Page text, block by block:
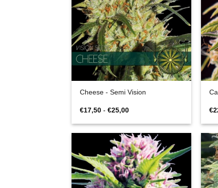
Cheese - Semi Vision
€17,50 - €25,00Fascia
prezzo:
€17,50
a
€25,00
€